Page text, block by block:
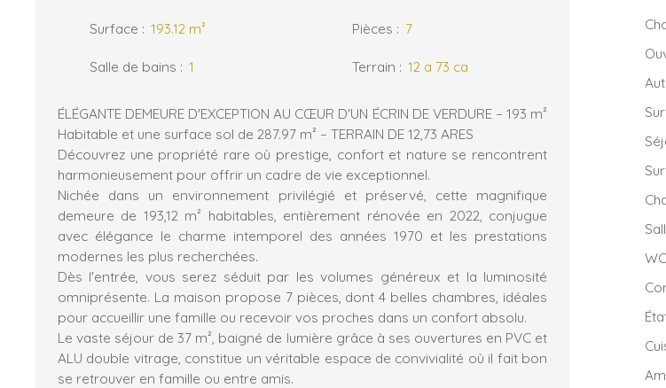
Surface : 193.12 m² Pièces : 7
Salle de bains : 1 Terrain : 12 a 73 ca
ÉLÉGANTE DEMEURE D'EXCEPTION AU CŒUR D'UN ÉCRIN DE VERDURE – 193 m²
Habitable et une surface sol de 287.97 m² – TERRAIN DE 12,73 ARES
Découvrez une propriété rare où prestige, confort et nature se rencontrent
harmonieusement pour offrir un cadre de vie exceptionnel.
Nichée dans un environnement privilégié et préservé, cette magnifique
demeure de 193,12 m² habitables, entièrement rénovée en 2022, conjugue
avec élégance le charme intemporel des années 1970 et les prestations
modernes les plus recherchées.
Dès l'entrée, vous serez séduit par les volumes généreux et la luminosité
omniprésente. La maison propose 7 pièces, dont 4 belles chambres, idéales
pour accueillir une famille ou recevoir vos proches dans un confort absolu.
Le vaste séjour de 37 m², baigné de lumière grâce à ses ouvertures en PVC et
ALU double vitrage, constitue un véritable espace de convivialité où il fait bon
se retrouver en famille ou entre amis.
WC